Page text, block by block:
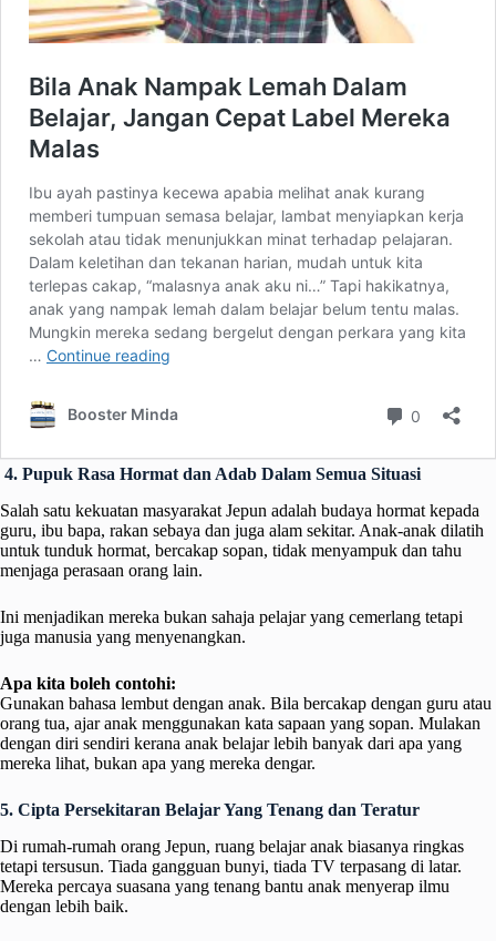
4. Pupuk Rasa Hormat dan Adab Dalam Semua Situasi
Salah satu kekuatan masyarakat Jepun adalah budaya hormat kepada
guru, ibu bapa, rakan sebaya dan juga alam sekitar. Anak-anak dilatih
untuk tunduk hormat, bercakap sopan, tidak menyampuk dan tahu
menjaga perasaan orang lain.
Ini menjadikan mereka bukan sahaja pelajar yang cemerlang tetapi
juga manusia yang menyenangkan.
Apa kita boleh contohi:
Gunakan bahasa lembut dengan anak. Bila bercakap dengan guru atau
orang tua, ajar anak menggunakan kata sapaan yang sopan. Mulakan
dengan diri sendiri kerana anak belajar lebih banyak dari apa yang
mereka lihat, bukan apa yang mereka dengar.
5. Cipta Persekitaran Belajar Yang Tenang dan Teratur
Di rumah-rumah orang Jepun, ruang belajar anak biasanya ringkas
tetapi tersusun. Tiada gangguan bunyi, tiada TV terpasang di latar.
Mereka percaya suasana yang tenang bantu anak menyerap ilmu
dengan lebih baik.